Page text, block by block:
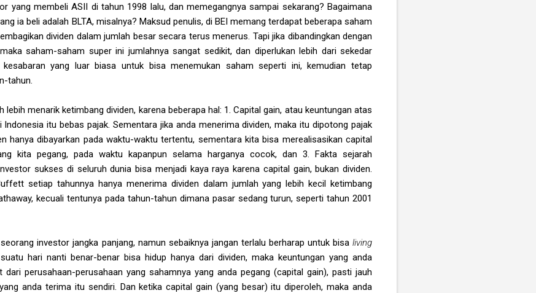
yang membeli ASII di tahun 1998 lalu, dan memegangnya sampai sekarang? Bagaimana
ia beli adalah BLTA, misalnya? Maksud penulis, di BEI memang terdapat beberapa saham
dividen dalam jumlah besar secara terus menerus. Tapi jika dibandingkan dengan
saham-saham super ini jumlahnya sangat sedikit, dan diperlukan lebih dari sekedar
kesabaran yang luar biasa untuk bisa menemukan saham seperti ini, kemudian tetap
tahun.
lebih menarik ketimbang dividen, karena beberapa hal: 1. Capital gain, atau keuntungan atas
Indonesia itu bebas pajak. Sementara jika anda menerima dividen, maka itu dipotong pajak
hanya dibayarkan pada waktu-waktu tertentu, sementara kita bisa merealisasikan capital
kita pegang, pada waktu kapanpun selama harganya cocok, dan 3. Fakta sejarah
sukses di seluruh dunia bisa menjadi kaya raya karena capital gain, bukan dividen.
setiap tahunnya hanya menerima dividen dalam jumlah yang lebih kecil ketimbang
kecuali tentunya pada tahun-tahun dimana pasar sedang turun, seperti tahun 2001
investor jangka panjang, namun sebaiknya jangan terlalu berharap untuk bisa living
hari nanti benar-benar bisa hidup hanya dari dividen, maka keuntungan yang anda
dari perusahaan-perusahaan yang sahamnya yang anda pegang (capital gain), pasti jauh
anda terima itu sendiri. Dan ketika capital gain (yang besar) itu diperoleh, maka anda